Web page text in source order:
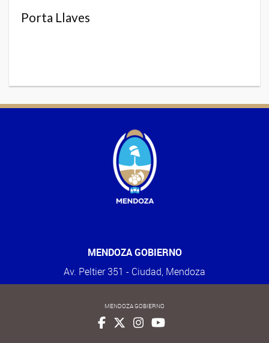
Porta Llaves
MENDOZA GOBIERNO
Av. Peltier 351 - Ciudad, Mendoza
MENDOZA GOBIERNO